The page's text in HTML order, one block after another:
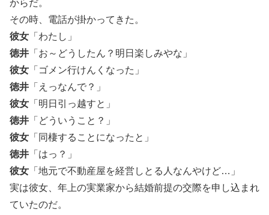
からだ。
その時、電話が掛かってきた。
彼女 「わたし」
徳井 「お～どうしたん？明日楽しみやな」
彼女 「ゴメン行けんくなった」
徳井 「えっなんで？」
彼女 「明日引っ越すと」
徳井 「どういうこと？」
彼女 「同棲することになったと」
徳井 「はっ？」
彼女 「地元で不動産屋を経営しとる人なんやけど…」
実は彼女、年上の実業家から結婚前提の交際を申し込まれ
ていたのだ。